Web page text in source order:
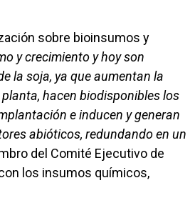
sobre bioinsumos y
y crecimiento y hoy son
la soja, ya que aumentan la
hacen biodisponibles los
e inducen y generan
abióticos, redundando en un
del Comité Ejecutivo de
los insumos químicos,